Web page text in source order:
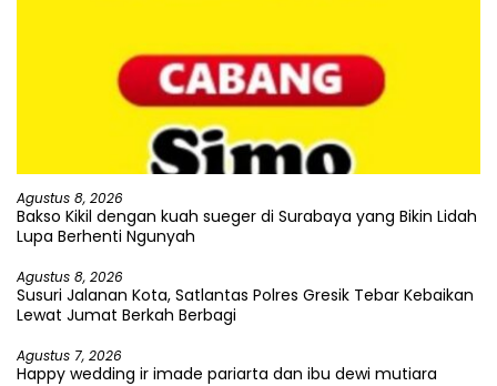
Agustus 8, 2026
Bakso Kikil dengan kuah sueger di Surabaya yang Bikin Lidah
Lupa Berhenti Ngunyah
Agustus 8, 2026
Susuri Jalanan Kota, Satlantas Polres Gresik Tebar Kebaikan
Lewat Jumat Berkah Berbagi
Agustus 7, 2026
Happy wedding ir imade pariarta dan ibu dewi mutiara